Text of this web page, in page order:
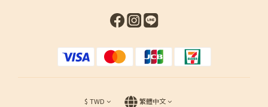
$ TWD 繁體中文